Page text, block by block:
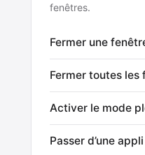
fenêtres.
Fermer une
Fermer toutes les
Activer le mode
Passer d’une